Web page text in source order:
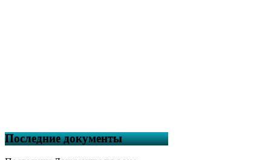
Последние документы